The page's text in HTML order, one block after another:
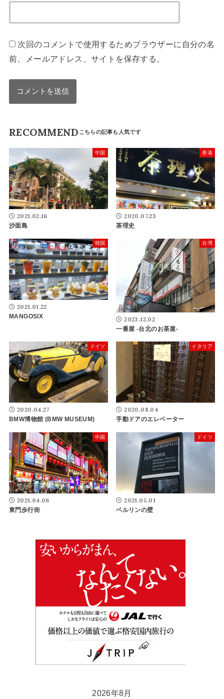
次回のコメントで使用するためブラウザーに自分の名
前、メールアドレス、サイトを保存する。
RECOMMEND
中国
2021.02.16
沙面島
香港
2020.07.23
茶理史
韓国
2021.01.22
MANGOSIX
台湾
2023.12.02
一番屋 -台北のお茶屋-
ドイツ
2020.04.27
BMW博物館 (BMW MUSEUM)
イタリア
2020.08.04
手動ドアのエレベーター
中国
2021.04.06
東門歩行街
ドイツ
2021.05.01
ベルリンの壁
2026年8月